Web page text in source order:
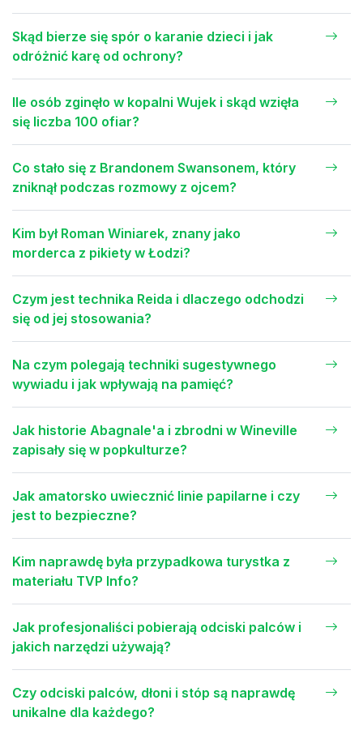
Skąd bierze się spór o karanie dzieci i jak
odróżnić karę od ochrony?
Ile osób zginęło w kopalni Wujek i skąd wzięła
się liczba 100 ofiar?
Co stało się z Brandonem Swansonem, który
zniknął podczas rozmowy z ojcem?
Kim był Roman Winiarek, znany jako
morderca z pikiety w Łodzi?
Czym jest technika Reida i dlaczego odchodzi
się od jej stosowania?
Na czym polegają techniki sugestywnego
wywiadu i jak wpływają na pamięć?
Jak historie Abagnale'a i zbrodni w Wineville
zapisały się w popkulturze?
Jak amatorsko uwiecznić linie papilarne i czy
jest to bezpieczne?
Kim naprawdę była przypadkowa turystka z
materiału TVP Info?
Jak profesjonaliści pobierają odciski palców i
jakich narzędzi używają?
Czy odciski palców, dłoni i stóp są naprawdę
unikalne dla każdego?